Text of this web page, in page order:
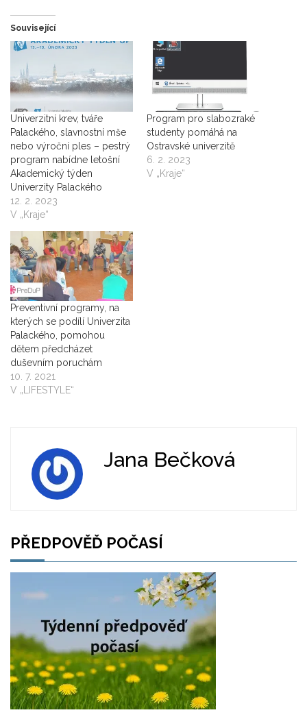
Související
Univerzitní krev, tváře
Palackého, slavnostní mše
nebo výroční ples – pestrý
program nabídne letošní
Akademický týden
Univerzity Palackého
12. 2. 2023
V „Kraje“
Program pro slabozraké
studenty pomáhá na
Ostravské univerzitě
6. 2. 2023
V „Kraje“
Preventivní programy, na
kterých se podílí Univerzita
Palackého, pomohou
dětem předcházet
duševním poruchám
10. 7. 2021
V „LIFESTYLE“
Jana Bečková
PŘEDPOVĚĎ POČASÍ